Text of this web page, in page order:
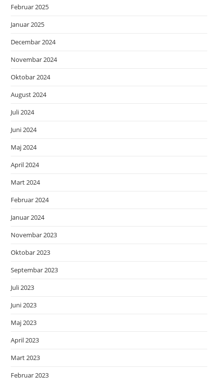
Februar 2025
Januar 2025
Decembar 2024
Novembar 2024
Oktobar 2024
August 2024
Juli 2024
Juni 2024
Maj 2024
April 2024
Mart 2024
Februar 2024
Januar 2024
Novembar 2023
Oktobar 2023
Septembar 2023
Juli 2023
Juni 2023
Maj 2023
April 2023
Mart 2023
Februar 2023